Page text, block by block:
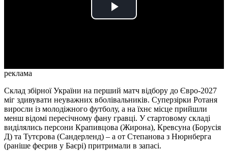
Play
реклама
Склад збірної України на перший матч відбору до Євро-2027
міг здивувати неуважних вболівальників. Суперзірки Ротаня
виросли із молодіжного футболу, а на їхнє місце прийшли
менш відомі пересічному фану гравці. У стартовому складі
виділялись персони Крапивцова (Жирона), Кревсуна (Борусія
Д) та Тутєрова (Сандерленд) – а от Степанова з Нюрнберга
(раніше феєрив у Баєрі) притримали в запасі.